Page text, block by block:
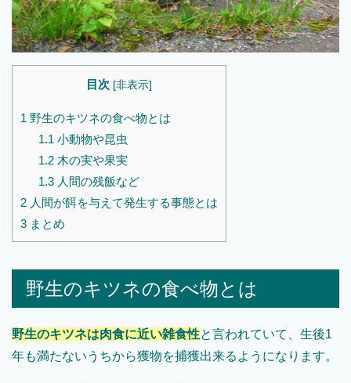
目次 [非表示]
1 野生のキツネの食べ物とは
1.1 小動物や昆虫
1.2木の実や果実
1.3人間の残飯など
2 人間が餌を与えて発生する事態とは
3 まとめ
野生のキツネの食べ物とは
野生のキツネは肉食に近い雑食性と言われていて、生後1
年も満たないうちから獲物を捕獲出来るようになります。